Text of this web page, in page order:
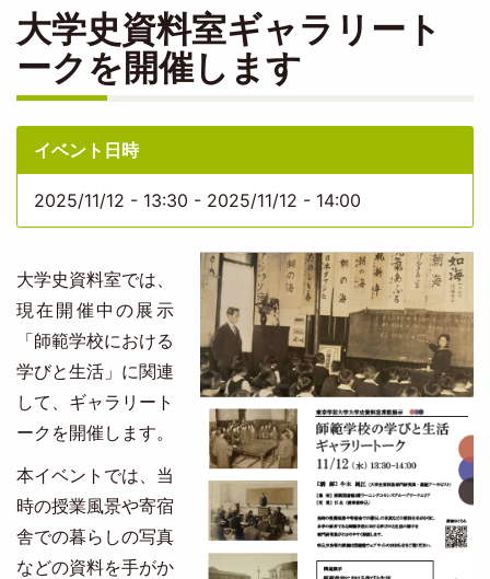
大学史資料室ギャラリート
ークを開催します
イベント日時
2025/11/12 - 13:30 - 2025/11/12 - 14:00
大学史資料室では、
現在開催中の展示
「師範学校における
学びと生活」に関連
して、ギャラリート
ークを開催します。
本イベントでは、当
時の授業風景や寄宿
舎での暮らしの写真
などの資料を手がか